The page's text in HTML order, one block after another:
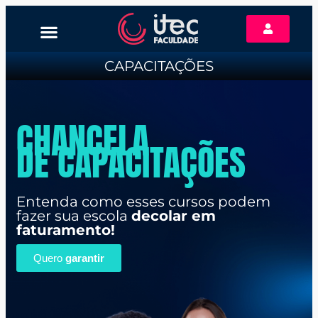
CAPACITAÇÕES
CHANCELA
DE CAPACITAÇÕES
Entenda como esses cursos podem
fazer sua escola decolar em
faturamento!
Quero garantir